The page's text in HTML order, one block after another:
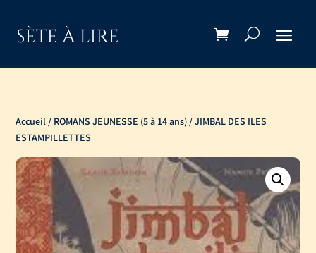
Accueil / ROMANS JEUNESSE (5 à 14 ans) / JIMBAL DES ILES
ESTAMPILLETTES